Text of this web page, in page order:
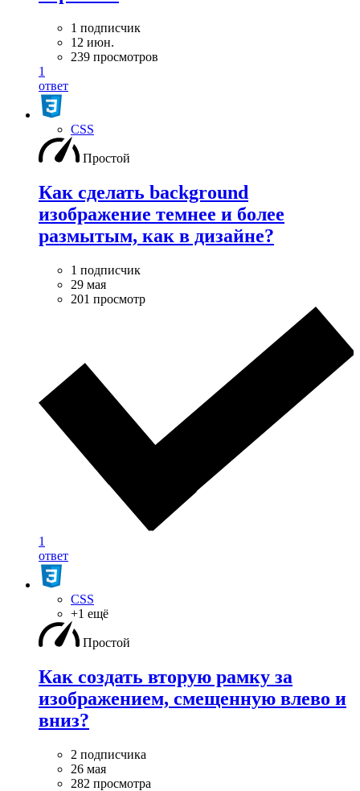
1 подписчик
12 июн.
239 просмотров
1
ответ
CSS
Простой
Как сделать background
изображение темнее и более
размытым, как в дизайне?
1 подписчик
29 мая
201 просмотр
1
ответ
CSS
+1 ещё
Простой
Как создать вторую рамку за
изображением, смещенную влево и
вниз?
2 подписчика
26 мая
282 просмотра